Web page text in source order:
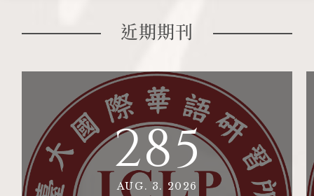
近期期刊
285
AUG. 3. 2026